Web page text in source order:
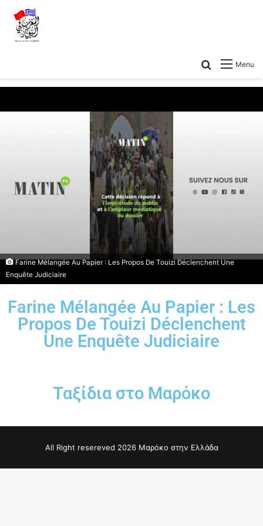
Menu
Farine Mélangée Au Papier : Les Propos De Touizi Déclenchent Une
Enquête Judiciaire
Farine Mélangée Au Papier : Les
Propos De Touizi Déclenchent
Une Enquête Judiciaire
Ταξίδια στο Μαρόκο
All Right resereved 2026 Μαρόκο στην Ελλάδα